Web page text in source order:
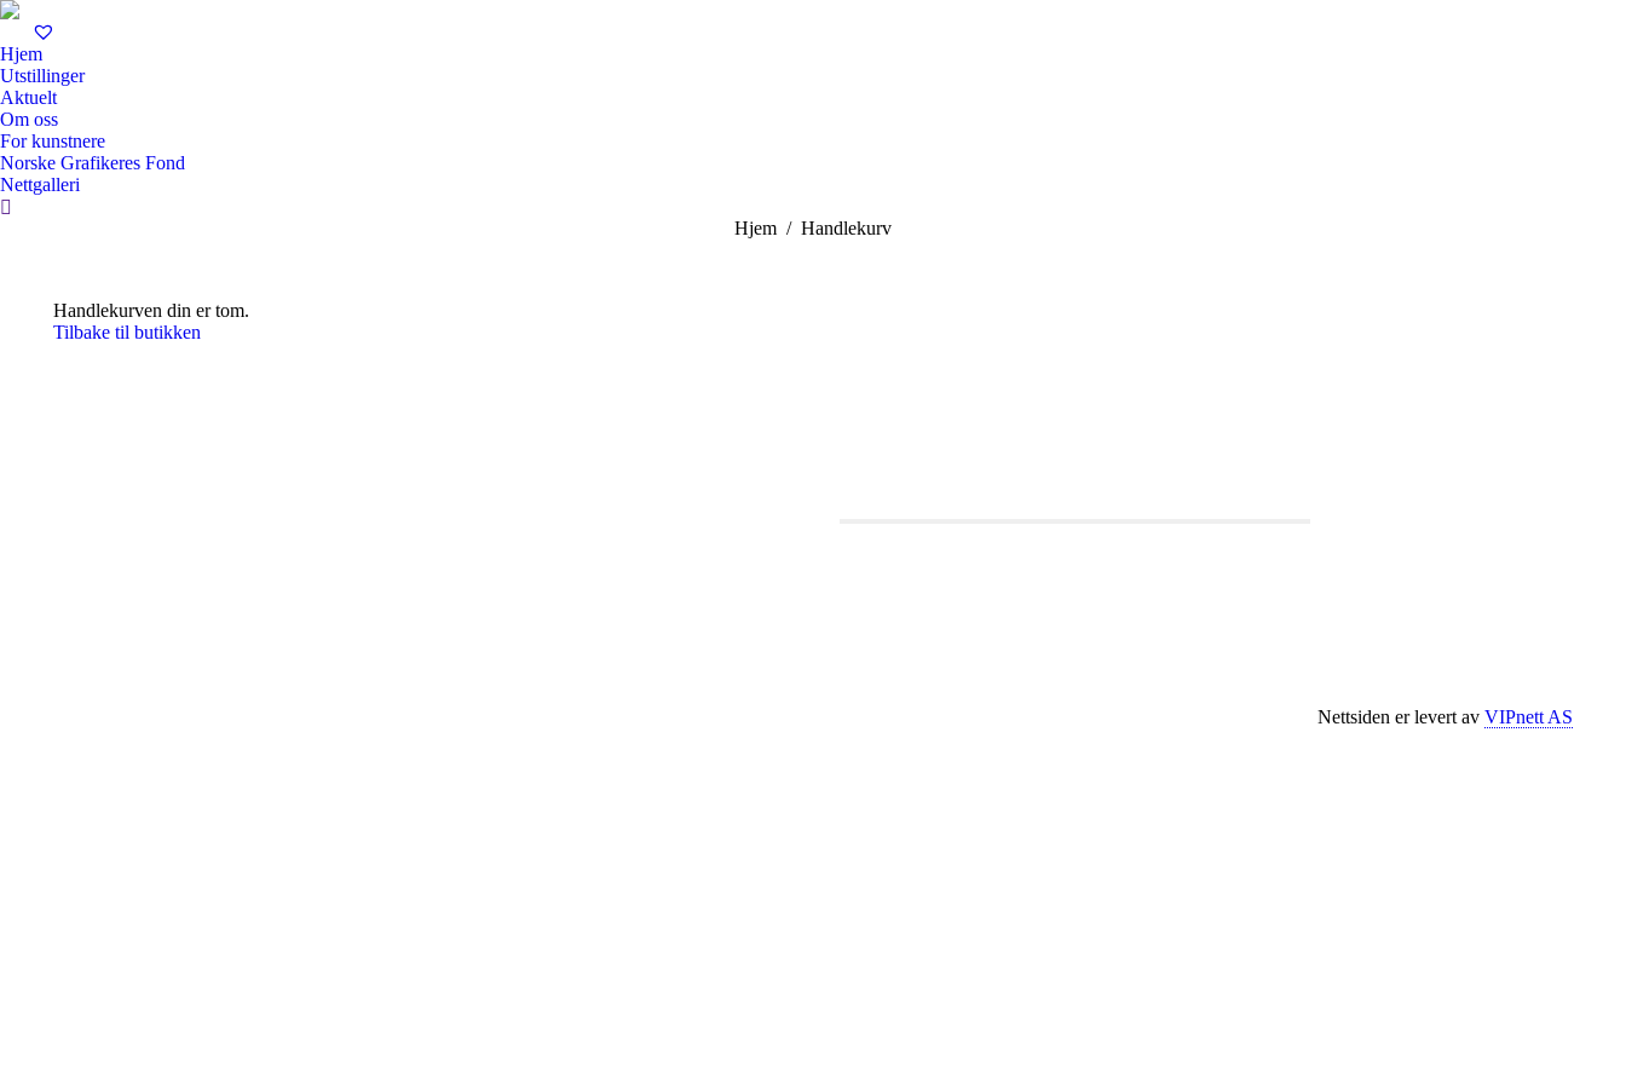
Hjem
Utstillinger
Aktuelt
Om oss
For kunstnere
Norske Grafikeres Fond
Nettgalleri
Search:
You are here:
Hjem Handlekurv
Handlekurven din er tom.
Tilbake til butikken
Nettsiden er levert av VIPnett AS